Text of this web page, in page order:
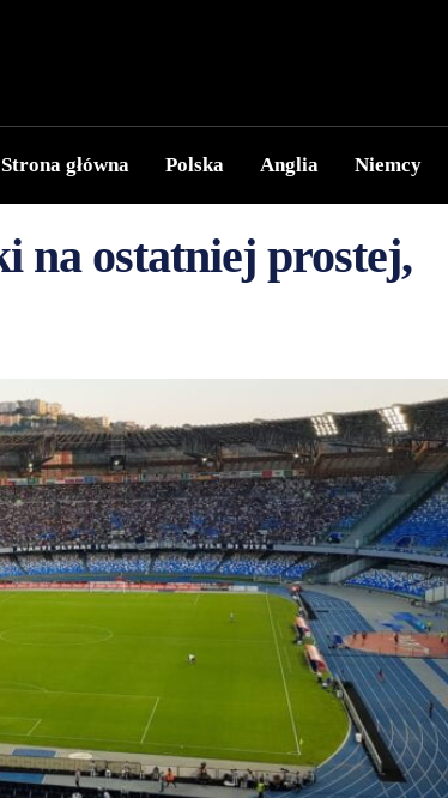
Strona główna Polska Anglia Niemcy
na ostatniej prostej,